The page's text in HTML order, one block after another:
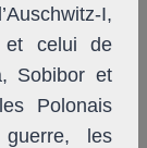
I,
et celui de
Sobibor et
Polonais
les